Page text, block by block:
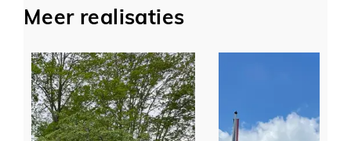
Meer realisaties